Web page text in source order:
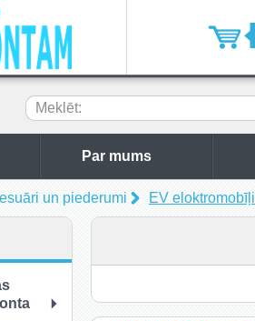
Meklēt:
Par mums
un piederumi EV eloktromobīļi